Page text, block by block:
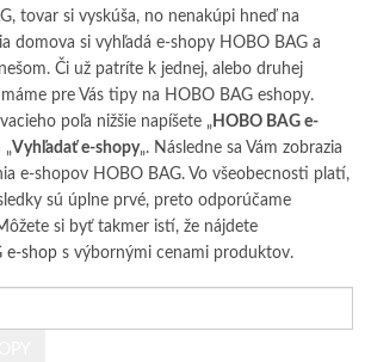
tovar si vyskúša, no nenakúpi hneď na
domova si vyhľadá e-shopy HOBO BAG a
Či už patríte k jednej, alebo druhej
pre Vás tipy na HOBO BAG eshopy.
poľa nižšie napíšete „ HOBO BAG e-
„Vyhľadať e-shopy„. Následne sa Vám zobrazia
e-shopov HOBO BAG. Vo všeobecnosti platí,
sú úplne prvé, preto odporúčame
si byť takmer istí, že nájdete
e-shop s výbornými cenami produktov.